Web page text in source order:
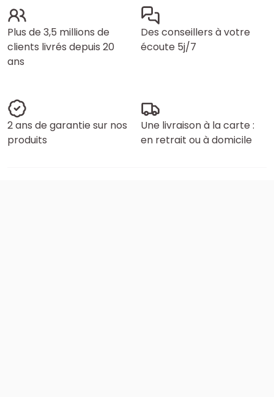
Plus de 3,5 millions de
clients livrés depuis 20
ans
Des conseillers à votre
écoute 5j/7
2 ans de garantie sur nos
produits
Une livraison à la carte :
en retrait ou à domicile